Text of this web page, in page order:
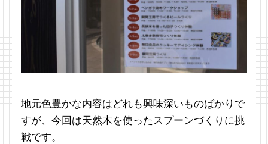
地元色豊かな内容はどれも興味深いものばかりで
すが、今回は天然木を使ったスプーンづくりに挑
戦です。